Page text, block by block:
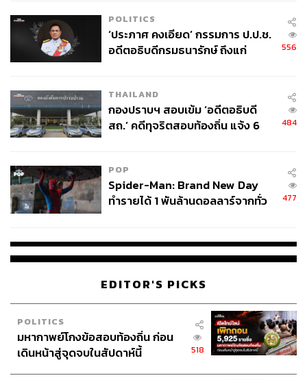
POLITICS
‘ประภาศ คงเอียด’ กรรมการ ป.ป.ช.
อดีตอธิบดีกรมธนารักษ์ ถึงแก่
556
THAILAND
กองปราบฯ สอบเข้ม ‘อดีตอธิบดี
สถ.’ คดีทุจริตสอบท้องถิ่น แจ้ง 6
484
POP
Spider-Man: Brand New Day
ทำรายได้ 1 พันล้านดอลลาร์จากทั่ว
477
EDITOR'S PICKS
POLITICS
มหากาพย์โกงข้อสอบท้องถิ่น ก่อน
เดินหน้าสู่จุดจบในสัปดาห์นี้
518